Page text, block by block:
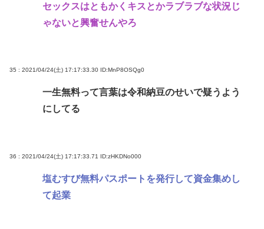
セックスはともかくキスとかラブラブな状況じ
ゃないと興奮せんやろ
35 : 2021/04/24(土) 17:17:33.30 ID:MnP8OSQg0
一生無料って言葉は令和納豆のせいで疑うよう
にしてる
36 : 2021/04/24(土) 17:17:33.71 ID:zHKDNo000
塩むすび無料パスポートを発行して資金集めし
て起業